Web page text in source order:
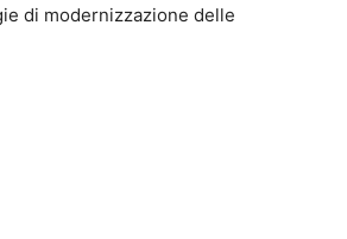
di modernizzazione delle